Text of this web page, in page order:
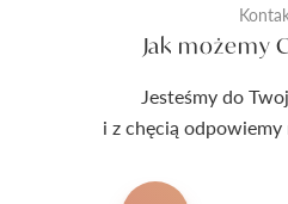
Jak możemy
Jesteśmy do
i z chęcią